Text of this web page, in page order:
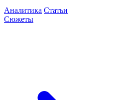
Аналитика Статьи
Сюжеты